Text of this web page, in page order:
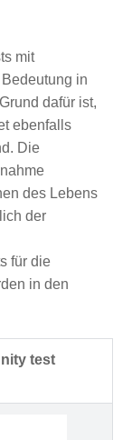
mit
in
dafür ist,
ebenfalls
Die
des Lebens
der
für die
in den
test